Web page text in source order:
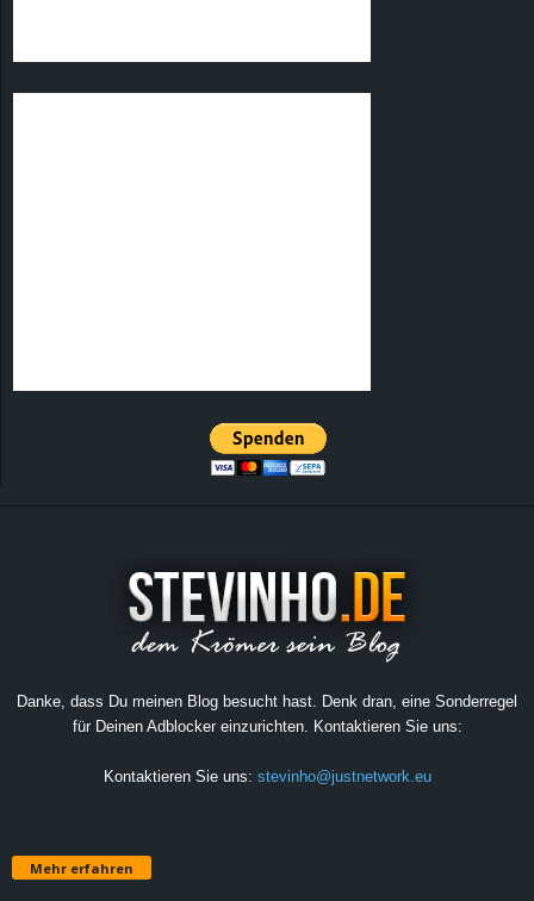
Danke, dass Du meinen Blog besucht hast. Denk dran, eine Sonderregel
für Deinen Adblocker einzurichten. Kontaktieren Sie uns:
Kontaktieren Sie uns: stevinho@justnetwork.eu
Mehr erfahren